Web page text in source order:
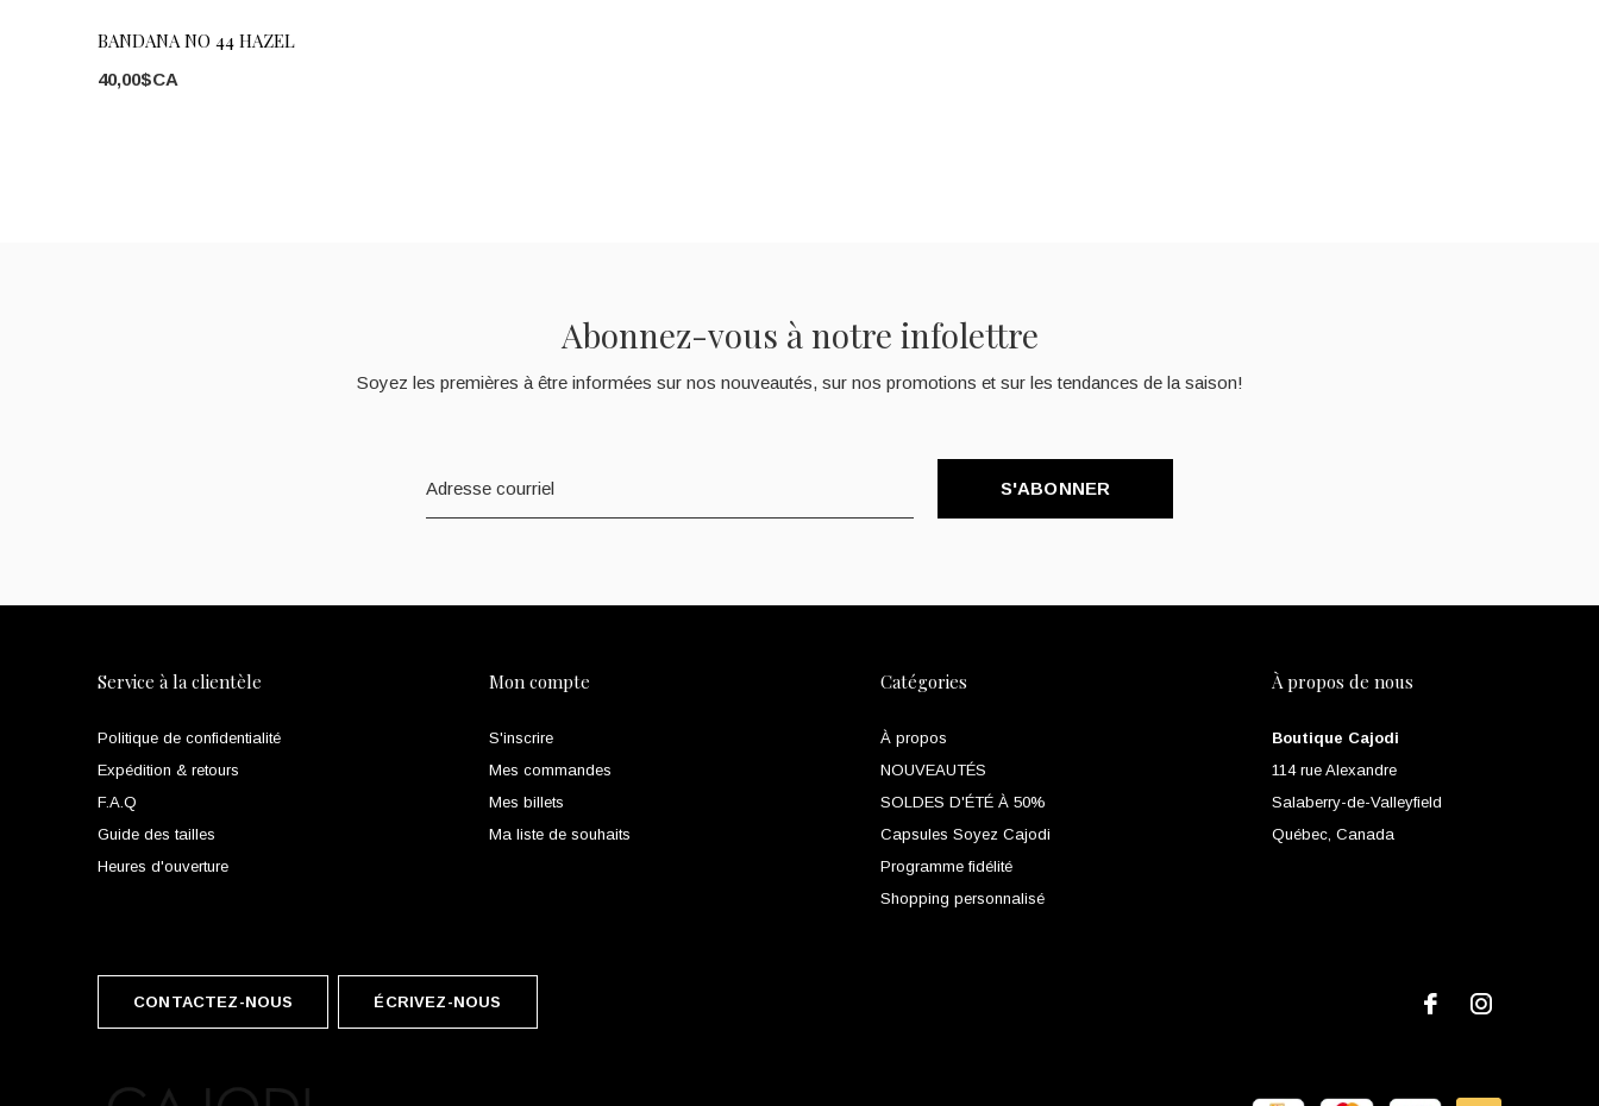
BANDANA NO 44 HAZEL
40,00$CA
Abonnez-vous à notre infolettre
Soyez les premières à être informées sur nos nouveautés, sur nos promotions et sur les tendances de la saison!
S'ABONNER
Service à la clientèle
Politique de confidentialité
Expédition & retours
F.A.Q
Guide des tailles
Heures d'ouverture
Mon compte
S'inscrire
Mes commandes
Mes billets
Ma liste de souhaits
Catégories
À propos
NOUVEAUTÉS
SOLDES D'ÉTÉ À 50%
Capsules Soyez Cajodi
Programme fidélité
Shopping personnalisé
À propos de nous
Boutique Cajodi
114 rue Alexandre
Salaberry-de-Valleyfield
Québec, Canada
CONTACTEZ-NOUS ÉCRIVEZ-NOUS